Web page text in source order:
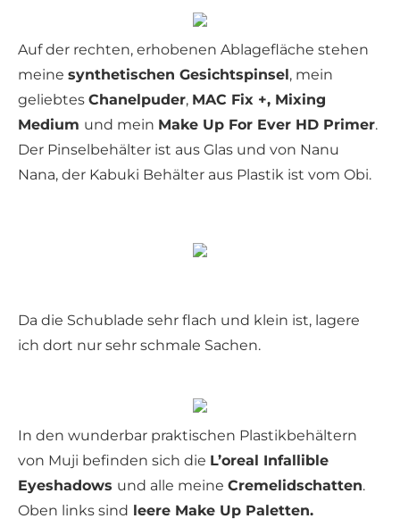
Auf der rechten, erhobenen Ablagefläche stehen
meine synthetischen Gesichtspinsel, mein
geliebtes Chanelpuder, MAC Fix +, Mixing
Medium und mein Make Up For Ever HD Primer.
Der Pinselbehälter ist aus Glas und von Nanu
Nana, der Kabuki Behälter aus Plastik ist vom Obi.
Da die Schublade sehr flach und klein ist, lagere
ich dort nur sehr schmale Sachen.
In den wunderbar praktischen Plastikbehältern
von Muji befinden sich die L’oreal Infallible
Eyeshadows und alle meine Cremelidschatten.
Oben links sind leere Make Up Paletten.